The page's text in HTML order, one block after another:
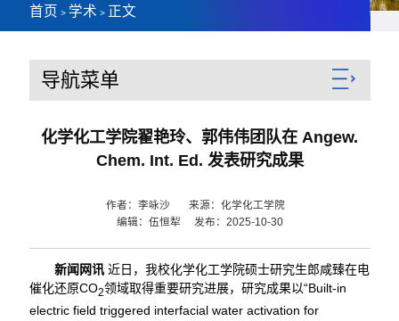
首页 > 学术 > 正文
导航菜单
化学化工学院翟艳玲、郭伟伟团队在 Angew.
Chem. Int. Ed. 发表研究成果
作者：李咏沙 来源：化学化工学院
编辑：伍恒犁 发布：2025-10-30
新闻网讯 近日，我校化学化工学院硕士研究生郎咸臻在电
催化还原CO2领域取得重要研究进展，研究成果以“Built-in
electric field triggered interfacial water activation for